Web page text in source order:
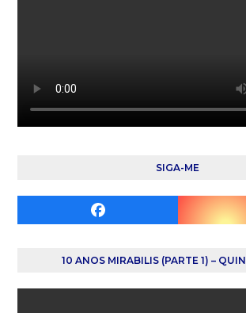
SIGA-ME
Facebook
10 ANOS MIRABILIS (PARTE 1) –